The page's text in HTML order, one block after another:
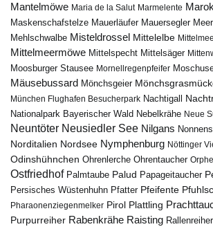
Mantelmöwe Maria de la Salut Marmelente
Maskenschafstelze Mauerläufer Mauersegler
Mehlschwalbe Misteldrossel Mittelelbe
Mittelmeermöwe Mittelspecht Mittelsäger
Moosburger Stausee Mornellregenpfeifer
Mäusebussard Mönchsgeier
München Flughafen Besucherpark Nachtigall
Nationalpark Bayerischer Wald Nebelkrähe Neue
Neuntöter Neusiedler See Nilgans
Norditalien Nordsee Nymphenburg Nöttinger
Odinshühnchen Ohrenlerche Ohrentaucher
Ostfriedhof Palmtaube Palud Papageitaucher
Persisches Wüstenhuhn Pfatter Pfeifente
Pharaonenziegenmelker Pirol Plattling
Purpurreiher Rabenkrähe Raisting Rallenreiher